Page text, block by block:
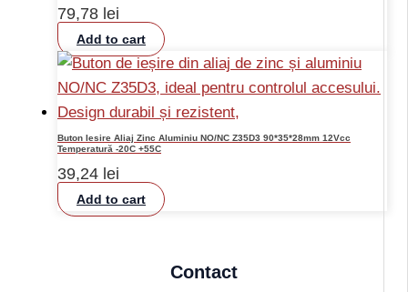
79,78 lei
Add to cart
Buton Iesire Aliaj Zinc Aluminiu NO/NC Z35D3 90*35*28mm 12Vcc
Temperatură -20C +55C
39,24 lei
Add to cart
Contact